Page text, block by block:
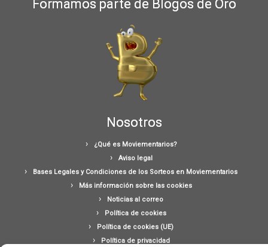
Formamos parte de Blogos de Oro
Nosotros
¿Qué es Moviementarios?
Aviso legal
Bases Legales y Condiciones de los Sorteos en Moviementarios
Más información sobre las cookies
Noticias al correo
Política de cookies
Política de cookies (UE)
Política de privacidad